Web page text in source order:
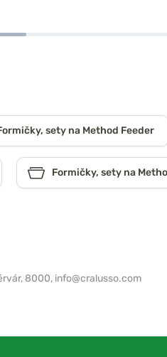
sety na Method Feeder
Formičky, sety na
8000, info@cralusso.com